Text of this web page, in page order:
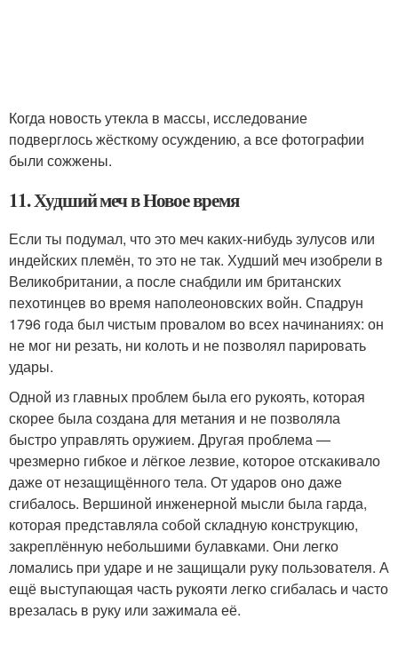
Когда новость утекла в массы, исследование
подверглось жёсткому осуждению, а все фотографии
были сожжены.
11. Худший меч в Новое время
Если ты подумал, что это меч каких-нибудь зулусов или
индейских племён, то это не так. Худший меч изобрели в
Великобритании, а после снабдили им британских
пехотинцев во время наполеоновских войн. Спадрун
1796 года был чистым провалом во всех начинаниях: он
не мог ни резать, ни колоть и не позволял парировать
удары.
Одной из главных проблем была его рукоять, которая
скорее была создана для метания и не позволяла
быстро управлять оружием. Другая проблема —
чрезмерно гибкое и лёгкое лезвие, которое отскакивало
даже от незащищённого тела. От ударов оно даже
сгибалось. Вершиной инженерной мысли была гарда,
которая представляла собой складную конструкцию,
закреплённую небольшими булавками. Они легко
ломались при ударе и не защищали руку пользователя. А
ещё выступающая часть рукояти легко сгибалась и часто
врезалась в руку или зажимала её.